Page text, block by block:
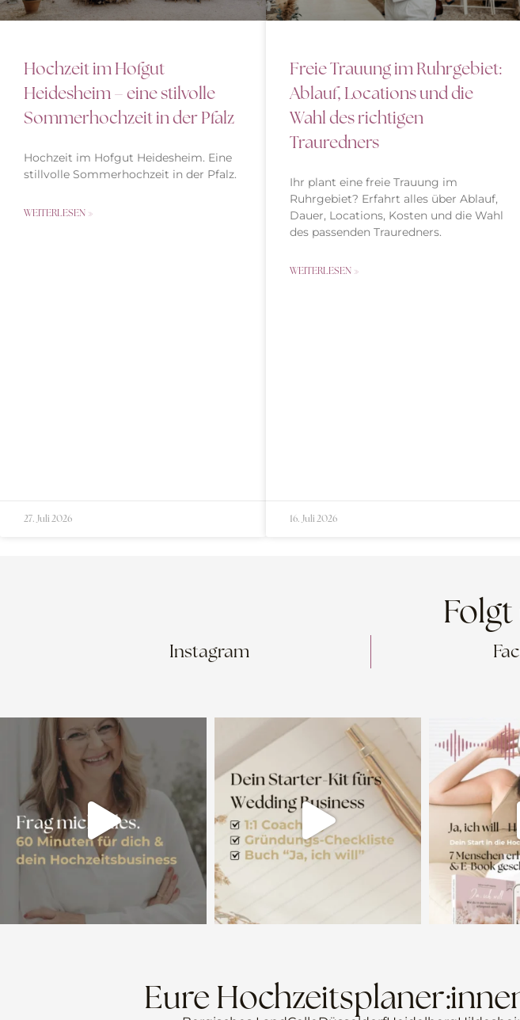
Hochzeit im Hofgut
Heidesheim – eine stilvolle
Sommerhochzeit in der Pfalz
Hochzeit im Hofgut Heidesheim. Eine
stillvolle Sommerhochzeit in der Pfalz.
WEITERLESEN »
27. Juli 2026
Freie Trauung im Ruhrgebiet:
Ablauf, Locations und die
Wahl des richtigen
Trauredners
Ihr plant eine freie Trauung im
Ruhrgebiet? Erfahrt alles über Ablauf,
Dauer, Locations, Kosten und die Wahl
des passenden Trauredners.
WEITERLESEN »
16. Juli 2026
Instagram
Eure